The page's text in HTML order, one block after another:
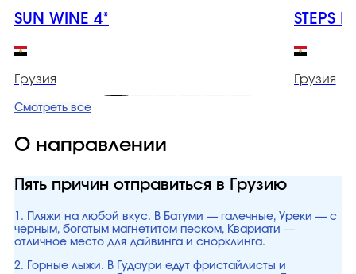
SUN WINE 4*
Грузия
STEPS
Грузия
Смотреть все
О направлении
Пять причин отправиться в Грузию
1. Пляжи на любой вкус. В Батуми — галечные, Уреки — с
черным, богатым магнетитом песком, Квариати —
отличное место для дайвинга и снорклинга.
2. Горные лыжи. В Гудаури едут фристайлисты и